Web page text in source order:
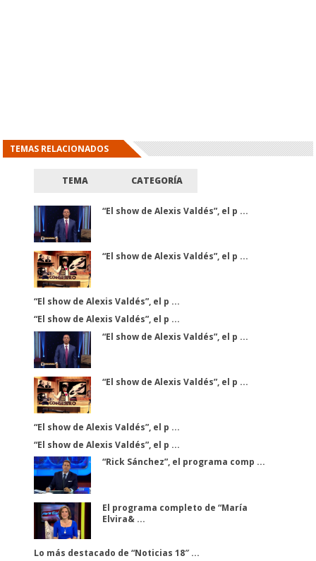
TEMAS RELACIONADOS
TEMA CATEGORÍA
“El show de Alexis Valdés”, el p ...
“El show de Alexis Valdés”, el p ...
“El show de Alexis Valdés”, el p ...
“El show de Alexis Valdés”, el p ...
“El show de Alexis Valdés”, el p ...
“El show de Alexis Valdés”, el p ...
“El show de Alexis Valdés”, el p ...
“El show de Alexis Valdés”, el p ...
“Rick Sánchez”, el programa comp ...
El programa completo de “María
Elvira& ...
Lo más destacado de “Noticias 18″ ...
programa
programa